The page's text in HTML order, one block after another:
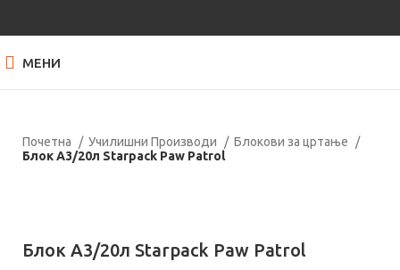
МЕНИ
Почетна Училишни Производи
Блокови за цртање
Блок А3/20л Starpack Paw Patrol
Блок А3/20л Starpack Paw Patrol